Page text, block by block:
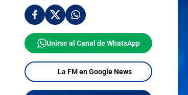
Unirse al Canal de WhatsApp
La FM en Google News